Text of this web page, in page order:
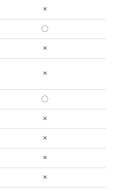
×
〇
×
×
〇
×
×
×
×